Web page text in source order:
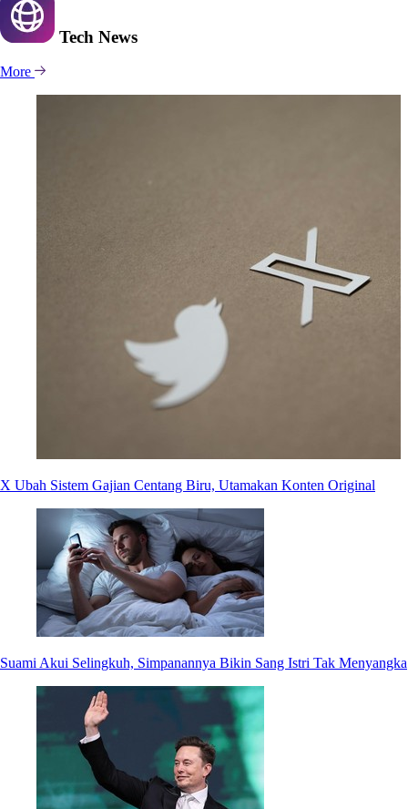
Tech News
More
X Ubah Sistem Gajian Centang Biru, Utamakan Konten Original
Suami Akui Selingkuh, Simpanannya Bikin Sang Istri Tak Menyangka